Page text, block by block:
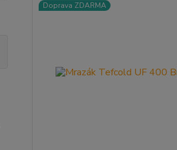
Doprava ZDARMA